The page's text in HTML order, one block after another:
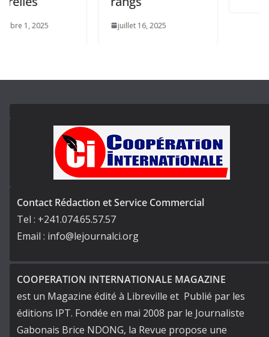
juillet 16, 2025
Contact Rédaction et Service Commercial
Tel : +241.074.65.57.57
Email : info@lejournalci.org
COOPERATION INTERNATIONALE MAGAZINE
est un Magazine édité à Libreville et Publié par les
éditions IPT. Fondée en mai 2008 par le Journaliste
Gabonais Brice NDONG, la Revue propose une